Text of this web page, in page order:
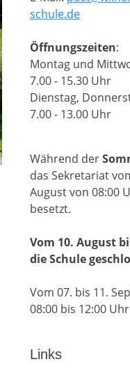
schule.de
Öffnungszeiten:
Montag und
7.00 - 15.30 Uhr
Dienstag,
7.00 - 13.00 Uhr
Während der
das Sekretariat
August von 08:00
besetzt.
Vom 10. August
die Schule
Vom 07. bis 11.
08:00 bis 12:00
Links